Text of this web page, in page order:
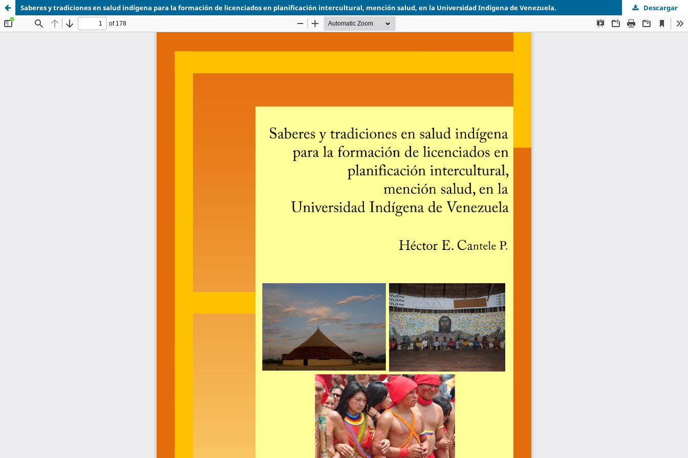
Saberes y tradiciones en salud indígena para la formación de licenciados en planificación intercultural, mención salud, en la Universidad Indígena de Venezuela. Descargar